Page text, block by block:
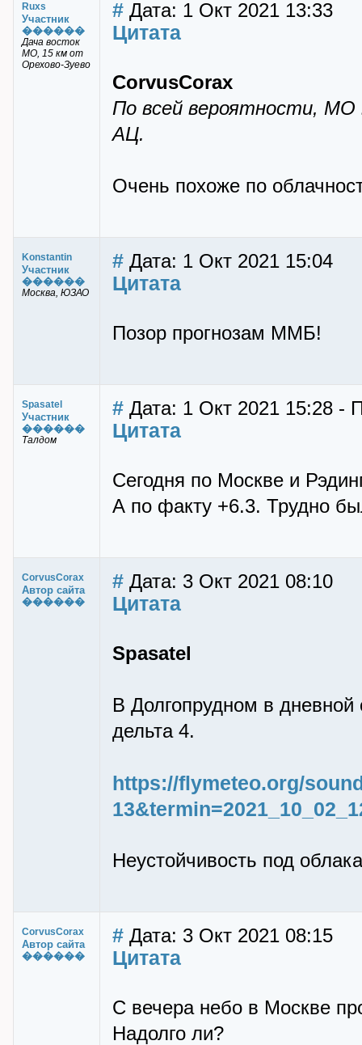
Ruxs
Участник
������
Дача восток
МО, 15 км от
Орехово-Зуево
# Дата: 1 Окт 2021 13:33
Цитата
CorvusCorax
По всей вероятности, МО
АЦ.
Очень похоже по
Konstantin
Участник
������
Москва, ЮЗАО
# Дата: 1 Окт 2021 15:04
Цитата
Позор прогнозам ММБ!
Spasatel
Участник
������
Талдом
# Дата: 1 Окт 2021 15:28 -
Цитата
Сегодня по Москве и
А по факту +6.3. Трудно
CorvusCorax
Автор сайта
������
# Дата: 3 Окт 2021 08:10
Цитата
Spasatel
В Долгопрудном в
дельта 4.
https://flymeteo.org/
Неустойчивость под
CorvusCorax
Автор сайта
������
# Дата: 3 Окт 2021 08:15
Цитата
С вечера небо в Москве
Надолго ли?